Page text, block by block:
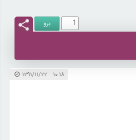
۱۰:۱۸ ۱۳۹۱/۱۱/۲۲